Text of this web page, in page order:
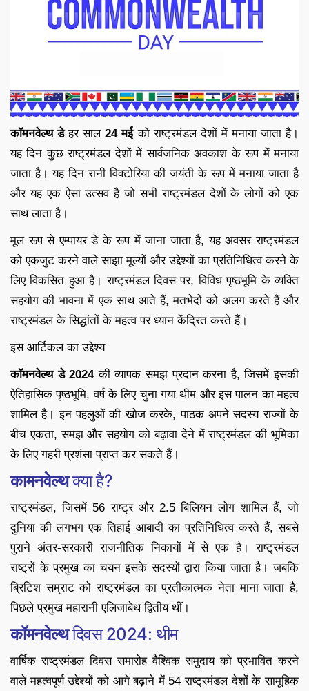
कॉमनवेल्थडेहर साल24 मईको राष्ट्रमंडल देशों में मनाया जाता है।
यह दिन कुछ राष्ट्रमंडल देशों में सार्वजनिक अवकाश के रूप में मनाया
जाता है। यह दिन रानी विक्टोरिया की जयंती के रूप में मनाया जाता है
और यह एक ऐसा उत्सव है जो सभी राष्ट्रमंडल देशों के लोगों को एक
साथ लाता है।
मूल रूप से एम्पायर डे के रूप में जाना जाता है, यह अवसर राष्ट्रमंडल
को एकजुट करने वाले साझा मूल्यों और उद्देश्यों का प्रतिनिधित्व करने के
लिए विकसित हुआ है। राष्ट्रमंडल दिवस पर, विविध पृष्ठभूमि के व्यक्ति
सहयोग की भावना में एक साथ आते हैं, मतभेदों को अलग करते हैं और
राष्ट्रमंडल के सिद्धांतों के महत्व पर ध्यान केंद्रित करते हैं।
इस आर्टिकल का उद्देश्य
कॉमनवेल्थडे2024की व्यापक समझ प्रदान करना है, जिसमें इसकी
ऐतिहासिक पृष्ठभूमि, वर्ष के लिए चुना गया थीम और इस पालन का महत्व
शामिल है। इन पहलुओं की खोज करके, पाठक अपने सदस्य राज्यों के
बीच एकता, समझ और सहयोग को बढ़ावा देने में राष्ट्रमंडल की भूमिका
के लिए गहरी प्रशंसा प्राप्त कर सकते हैं।
कामनवेल्थक्या है?
राष्ट्रमंडल, जिसमें 56 राष्ट्र और 2.5 बिलियन लोग शामिल हैं, जो
दुनिया की लगभग एक तिहाई आबादी का प्रतिनिधित्व करते हैं, सबसे
पुराने अंतर-सरकारी राजनीतिक निकायों में से एक है। राष्ट्रमंडल
राष्ट्रों के प्रमुख का चयन इसके सदस्यों द्वारा किया जाता है। जबकि
ब्रिटिश सम्राट को राष्ट्रमंडल का प्रतीकात्मक नेता माना जाता है,
पिछले प्रमुख महारानी एलिजाबेथ द्वितीय थीं।
कॉमनवेल्थदिवस 2024: थीम
वार्षिक राष्ट्रमंडल दिवस समारोह वैश्विक समुदाय को प्रभावित करने
वाले महत्वपूर्ण उद्देश्यों को आगे बढ़ाने में 54 राष्ट्रमंडल देशों के सामूहिक